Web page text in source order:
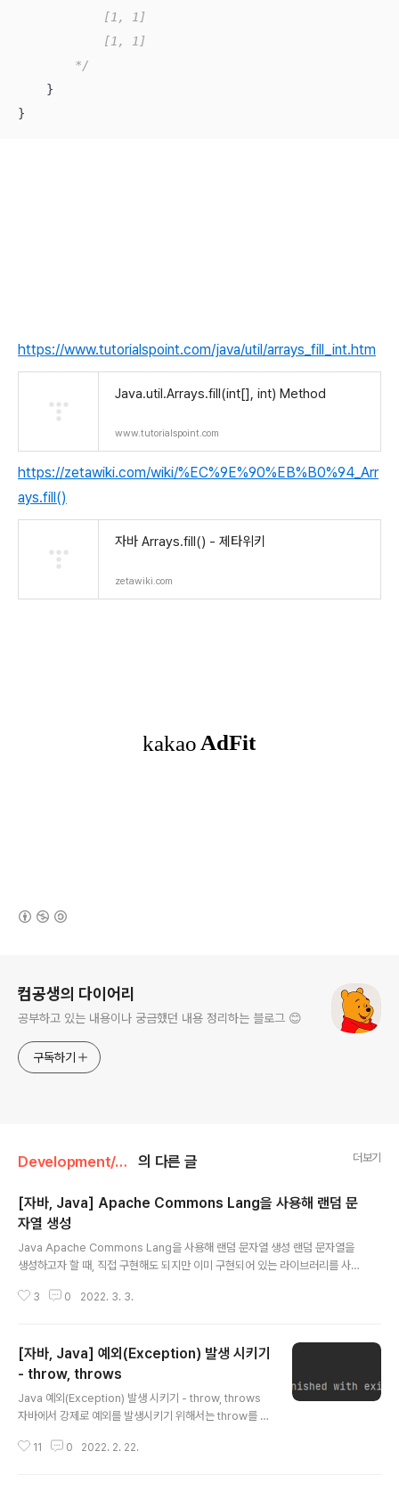
            [1, 1]
            [1, 1]
        */
    }
}
https://www.tutorialspoint.com/java/util/arrays_fill_int.htm
Java.util.Arrays.fill(int[], int) Method
www.tutorialspoint.com
https://zetawiki.com/wiki/%EC%9E%90%EB%B0%94_Arr
ays.fill()
자바 Arrays.fill() - 제타위키
zetawiki.com
컴공생의 다이어리
공부하고 있는 내용이나 궁금했던 내용 정리하는 블로그 😊
구독하기
Development/Java 의 다른 글 더보기
[자바, Java] Apache Commons Lang을 사용해 랜덤 문
자열 생성
Java Apache Commons Lang을 사용해 랜덤 문자열 생성 랜덤 문자열을
생성하고자 할 때, 직접 구현해도 되지만 이미 구현되어 있는 라이브러리를 사
Commons Lang을 사용해 랜덤 문자열을 생성하는 것에 대해서 정리하고자
아래 링크에서 버전을 선택해서 다운받으면 된다. https://commons.apach
e.org/proper/commons-lang/download_lang.cgi Lang – Downloa
d Apache Commons Lang D..
3 0 2022. 3. 3.
[자바, Java] 예외(Exception) 발생 시키기
- throw, throws
Java 예외(Exception) 발생 시키기 - throw, throws
자바에서 강제로 예외를 발생시키기 위해서는 throw를 사
시키면 catch문에서 예외를 잡고 Exception에 대한 메
11 0 2022. 2. 22.